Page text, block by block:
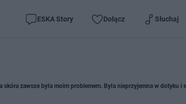
ESKA Story Dołącz Słuchaj